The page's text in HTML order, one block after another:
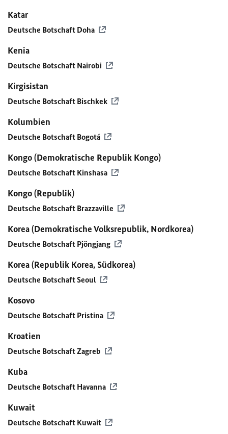
Katar
Deutsche Botschaft Doha
Kenia
Deutsche Botschaft Nairobi
Kirgisistan
Deutsche Botschaft Bischkek
Kolumbien
Deutsche Botschaft Bogotá
Kongo (Demokratische Republik Kongo)
Deutsche Botschaft Kinshasa
Kongo (Republik)
Deutsche Botschaft Brazzaville
Korea (Demokratische Volksrepublik, Nordkorea)
Deutsche Botschaft Pjöngjang
Korea (Republik Korea, Südkorea)
Deutsche Botschaft Seoul
Kosovo
Deutsche Botschaft Pristina
Kroatien
Deutsche Botschaft Zagreb
Kuba
Deutsche Botschaft Havanna
Kuwait
Deutsche Botschaft Kuwait